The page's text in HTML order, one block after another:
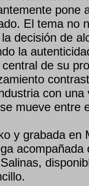
pone
El tema no
decisión de
la
de su
con
mueve entre
y grabada en